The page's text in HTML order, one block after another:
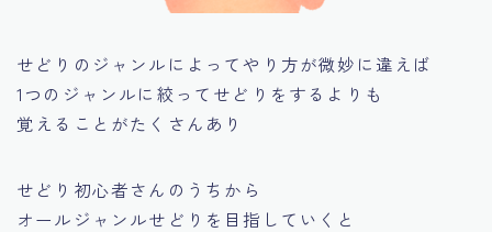
せどりのジャンルによってやり方が微妙に違えば
1つのジャンルに絞ってせどりをするよりも
覚えることがたくさんあり
せどり初心者さんのうちから
オールジャンルせどりを目指していくと